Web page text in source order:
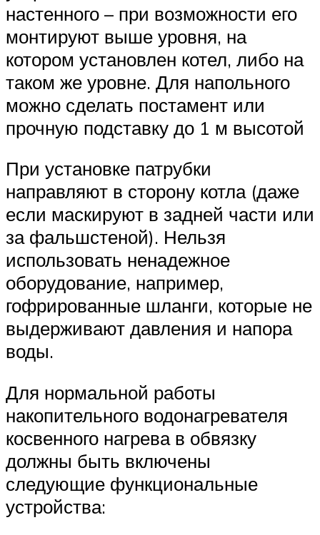
настенного – при возможности его
монтируют выше уровня, на
котором установлен котел, либо на
таком же уровне. Для напольного
можно сделать постамент или
прочную подставку до 1 м высотой
При установке патрубки
направляют в сторону котла (даже
если маскируют в задней части или
за фальшстеной). Нельзя
использовать ненадежное
оборудование, например,
гофрированные шланги, которые не
выдерживают давления и напора
воды.
Для нормальной работы
накопительного водонагревателя
косвенного нагрева в обвязку
должны быть включены
следующие функциональные
устройства: